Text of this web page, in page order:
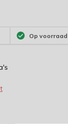
Op voorraad